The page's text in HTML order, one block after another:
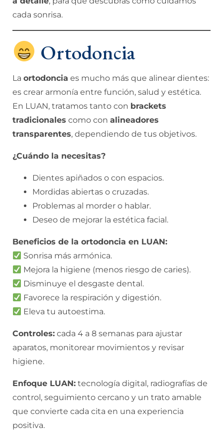
cada sonrisa.
Ortodoncia
La ortodoncia es mucho más que alinear dientes:
es crear armonía entre función, salud y estética.
En LUAN, tratamos tanto con brackets
tradicionales como con alineadores
transparentes, dependiendo de tus objetivos.
¿Cuándo la necesitas?
Dientes apiñados o con espacios.
Mordidas abiertas o cruzadas.
Problemas al morder o hablar.
Deseo de mejorar la estética facial.
Beneficios de la ortodoncia en LUAN:
Sonrisa más armónica.
Mejora la higiene (menos riesgo de caries).
Disminuye el desgaste dental.
Favorece la respiración y digestión.
Eleva tu autoestima.
Controles: cada 4 a 8 semanas para ajustar
aparatos, monitorear movimientos y revisar
higiene.
Enfoque LUAN: tecnología digital, radiografías de
control, seguimiento cercano y un trato amable
que convierte cada cita en una experiencia
positiva.